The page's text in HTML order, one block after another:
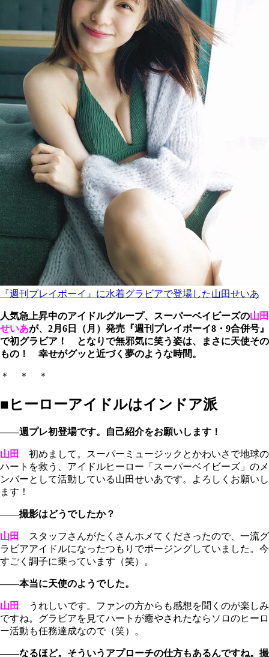
『週刊プレイボーイ』に水着グラビアで登場した山田せいあ
人気急上昇中のアイドルグループ、スーパーベイビーズの山田
せいあが、2月6日（月）発売『週刊プレイボーイ8・9合併号』
で初グラビア！ となりで無邪気に笑う姿は、まさに天使その
もの！ 幸せがグッと近づく夢のような時間。
＊ ＊ ＊
■ヒーローアイドルはインドア派
――週プレ初登場です。自己紹介をお願いします！
山田
初めまして。スーパーミュージックとかわいさで地球の
ハートを救う、アイドルヒーロー「スーパーベイビーズ」のメ
ンバーとして活動している山田せいあです。よろしくお願いし
ます！
――撮影はどうでしたか？
山田
スタッフさんがたくさんホメてくださったので、一流グ
ラビアアイドルになったつもりでポージングしていました。今
すごく調子に乗っています（笑）。
――本当に天使のようでした。
山田
うれしいです。ファンの方からも感想を聞くのが楽しみ
ですね。グラビアを見てハートが癒やされたならソロのヒーロ
ー活動も任務達成なので（笑）。
――なるほど。そういうアプローチの仕方もあるんですね。撮